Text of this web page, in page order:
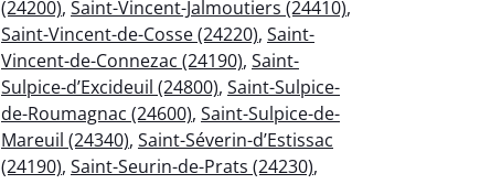
(24200), Saint-Vincent-Jalmoutiers (24410),
Saint-Vincent-de-Cosse (24220), Saint-
Vincent-de-Connezac (24190), Saint-
Sulpice-d’Excideuil (24800), Saint-Sulpice-
de-Roumagnac (24600), Saint-Sulpice-de-
Mareuil (24340), Saint-Séverin-d’Estissac
(24190), Saint-Seurin-de-Prats (24230),